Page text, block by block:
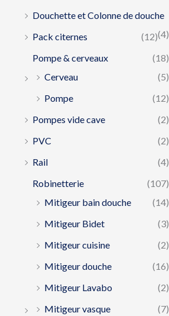
Douchette et Colonne de douche
(4)
Pack citernes
(12)
Pompe & cerveaux
(18)
Cerveau
(5)
Pompe
(12)
Pompes vide cave
(2)
PVC
(2)
Rail
(4)
Robinetterie
(107)
Mitigeur bain douche
(14)
Mitigeur Bidet
(3)
Mitigeur cuisine
(2)
Mitigeur douche
(16)
Mitigeur Lavabo
(2)
Mitigeur vasque
(7)